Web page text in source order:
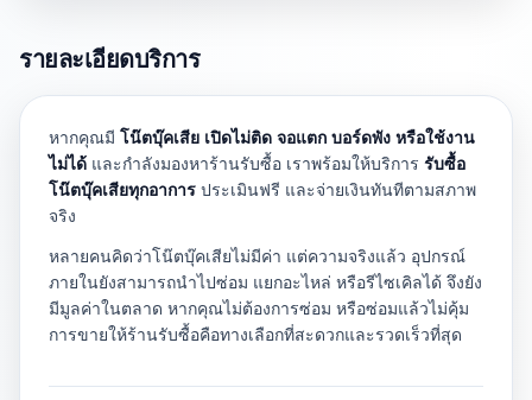
รายละเอียดบริการ
หากคุณมี โน๊ตบุ๊คเสีย เปิดไม่ติด จอแตก บอร์ดพัง หรือใช้งาน
ไม่ได้ และกำลังมองหาร้านรับซื้อ เราพร้อมให้บริการ รับซื้อ
โน๊ตบุ๊คเสียทุกอาการ ประเมินฟรี และจ่ายเงินทันทีตามสภาพ
จริง
หลายคนคิดว่าโน๊ตบุ๊คเสียไม่มีค่า แต่ความจริงแล้ว อุปกรณ์
ภายในยังสามารถนำไปซ่อม แยกอะไหล่ หรือรีไซเคิลได้ จึงยัง
มีมูลค่าในตลาด หากคุณไม่ต้องการซ่อม หรือซ่อมแล้วไม่คุ้ม
การขายให้ร้านรับซื้อคือทางเลือกที่สะดวกและรวดเร็วที่สุด